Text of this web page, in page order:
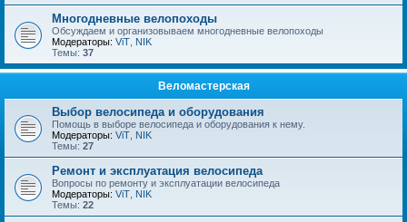
Многодневные велопоходы
Обсуждаем и организовываем многодневные велопоходы
Модераторы: ViT NIK
Темы: 37
Веломастерская
Выбор велосипеда и оборудования
Помощь в выборе велосипеда и оборудования к нему.
Модераторы: ViT NIK
Темы: 27
Ремонт и эксплуатация велосипеда
Вопросы по ремонту и эксплуатации велосипеда
Модераторы: ViT NIK
Темы: 22